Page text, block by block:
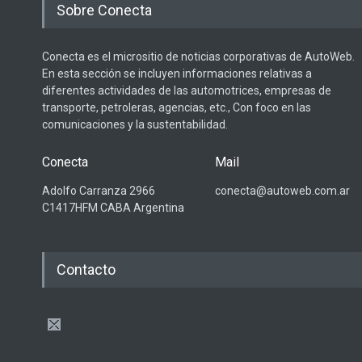
Sobre Conecta
Conecta es el micrositio de noticias corporativas de AutoWeb.
En esta sección se incluyen informaciones relativas a
diferentes actividades de las automotrices, empresas de
transporte, petroleras, agencias, etc., Con foco en las
comunicaciones y la sustentabilidad.
Conecta
Adolfo Carranza 2966
C1417HFM CABA Argentina
Mail
conecta@autoweb.com.ar
Contacto